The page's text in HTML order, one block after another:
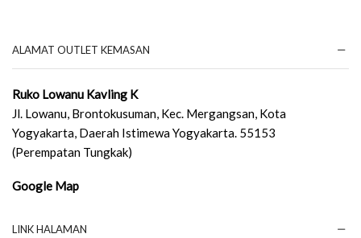
ALAMAT OUTLET KEMASAN
Ruko Lowanu Kavling K
Jl. Lowanu, Brontokusuman, Kec. Mergangsan, Kota
Yogyakarta, Daerah Istimewa Yogyakarta. 55153
(Perempatan Tungkak)
Google Map
LINK HALAMAN